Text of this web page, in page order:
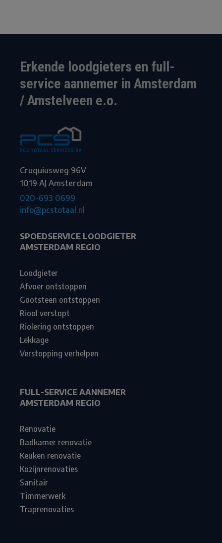
Erkende loodgieters en full-
service aannemer in Amsterdam
/ Amstelveen e.o.
Cruquiusweg 96V
1019 AJ Amsterdam
020-693 0699
info@pcstotaal.nl
SPOEDSERVICE LOODGIETER
AMSTERDAM REGIO
Loodgieter
Afvoer ontstoppen
Gootsteen ontstoppen
Riool verstopt
Riolering ontstoppen
Lekkage
Verstopping verhelpen
FULL-SERVICE AANNEMER
AMSTERDAM REGIO
Renovatie
Badkamer renovatie
Keuken renovatie
Kozijnrenovaties
Sanitair
Timmerwerk
Traprenovaties